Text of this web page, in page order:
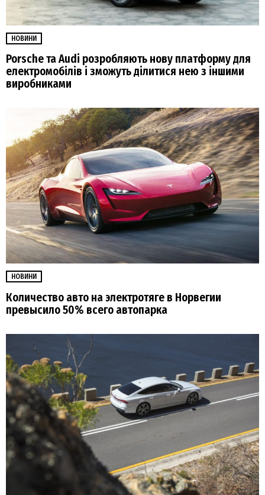
НОВИНИ
Porsche та Audi розробляють нову платформу для
електромобілів і зможуть ділитися нею з іншими
виробниками
НОВИНИ
Количество авто на электротяге в Норвегии
превысило 50% всего автопарка